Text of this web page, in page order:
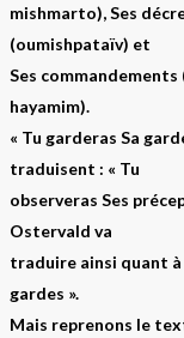
mishmarto), Ses
(oumishpataïv) et
Ses
hayamim).
« Tu garderas Sa
traduisent : « Tu
observeras Ses
Ostervald va
traduire ainsi quant à
gardes ».
Mais reprenons le